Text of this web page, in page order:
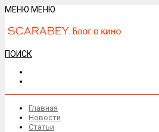
МЕНЮ МЕНЮ
ПОИСК
Главная
Новости
Статьи